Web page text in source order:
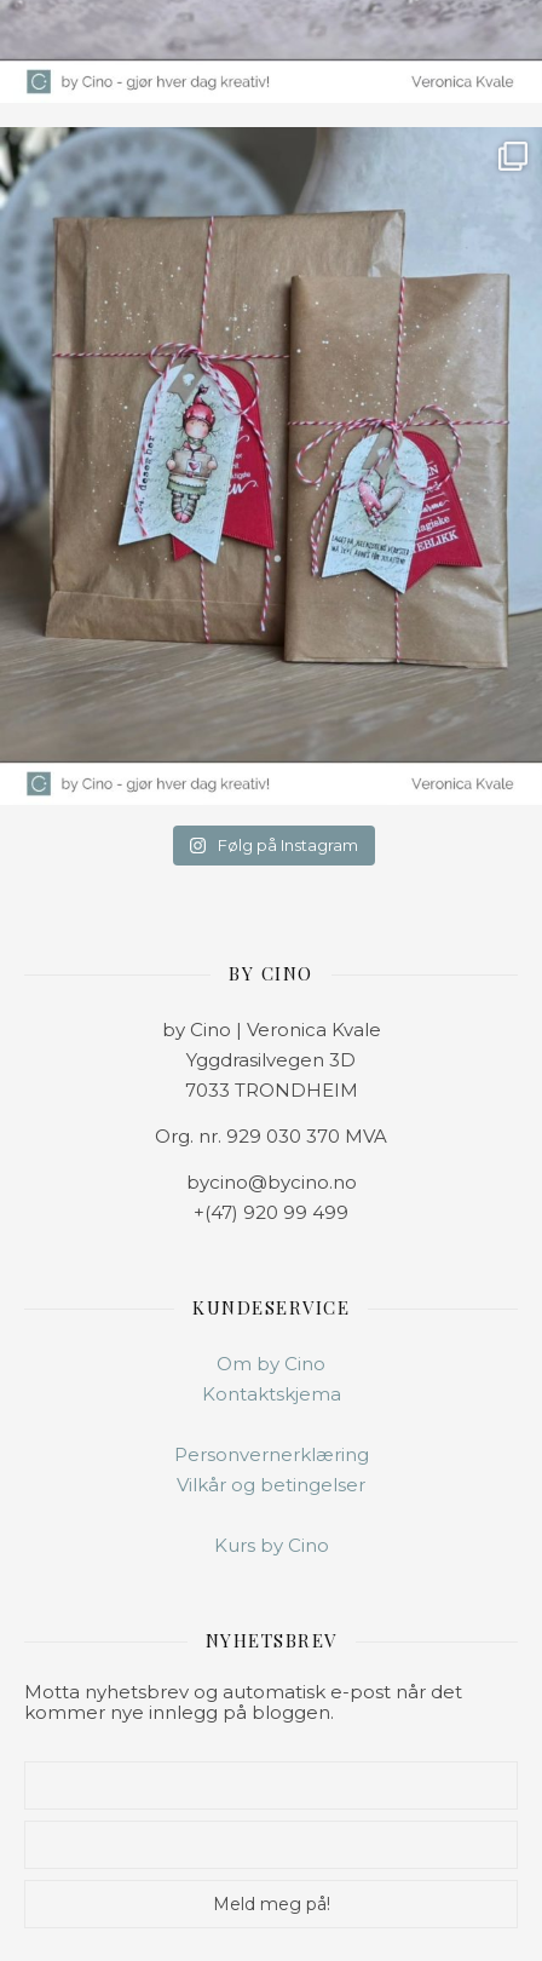
Farge
Følg på Instagram
BY CINO
by Cino | Veronica Kvale
Yggdrasilvegen 3D
7033 TRONDHEIM
Org. nr. 929 030 370 MVA
bycino@bycino.no
+(47) 920 99 499
KUNDESERVICE
Om by Cino
Kontaktskjema
Personvernerklæring
Vilkår og betingelser
Kurs by Cino
NYHETSBREV
Motta nyhetsbrev og automatisk e-post når det
kommer nye innlegg på bloggen.